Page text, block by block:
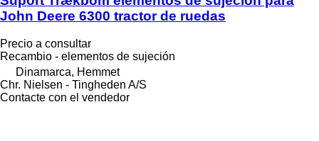
John Deere 6300 tractor de ruedas
Precio a consultar
Recambio - elementos de sujeción
Dinamarca, Hemmet
Chr. Nielsen - Tingheden A/S
Contacte con el vendedor